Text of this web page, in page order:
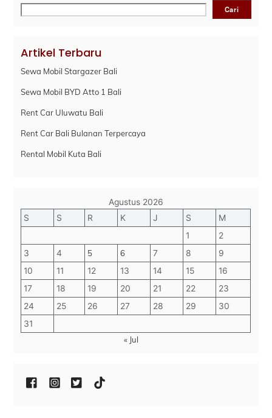
Cari Cari
Artikel Terbaru
Sewa Mobil Stargazer Bali
Sewa Mobil BYD Atto 1 Bali
Rent Car Uluwatu Bali
Rent Car Bali Bulanan Terpercaya
Rental Mobil Kuta Bali
Agustus 2026
S
S R K J S
M
1
2
3
4 5 6 7 8
9
10
11 12 13 14 15
16
17
18 19 20 21 22
23
24
25 26 27 28 29
30
31
« Jul